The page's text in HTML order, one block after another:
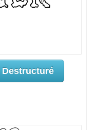
Destructuré